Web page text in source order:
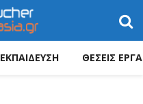
ΕΚΠΑΙΔΕΥΣΗ ΘΕΣΕΙΣ